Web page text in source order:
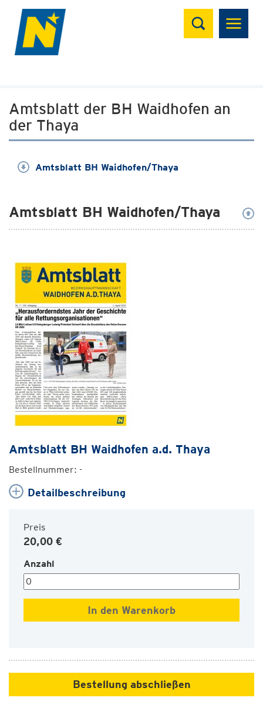
Suchen
Amtsblatt der BH Waidhofen an
der Thaya
Amtsblatt BH Waidhofen/Thaya
Amtsblatt BH Waidhofen/Thaya
Amtsblatt BH Waidhofen a.d. Thaya
Bestellnummer: -
Detailbeschreibung
Preis
20,00 €
Anzahl
Bestellung abschließen